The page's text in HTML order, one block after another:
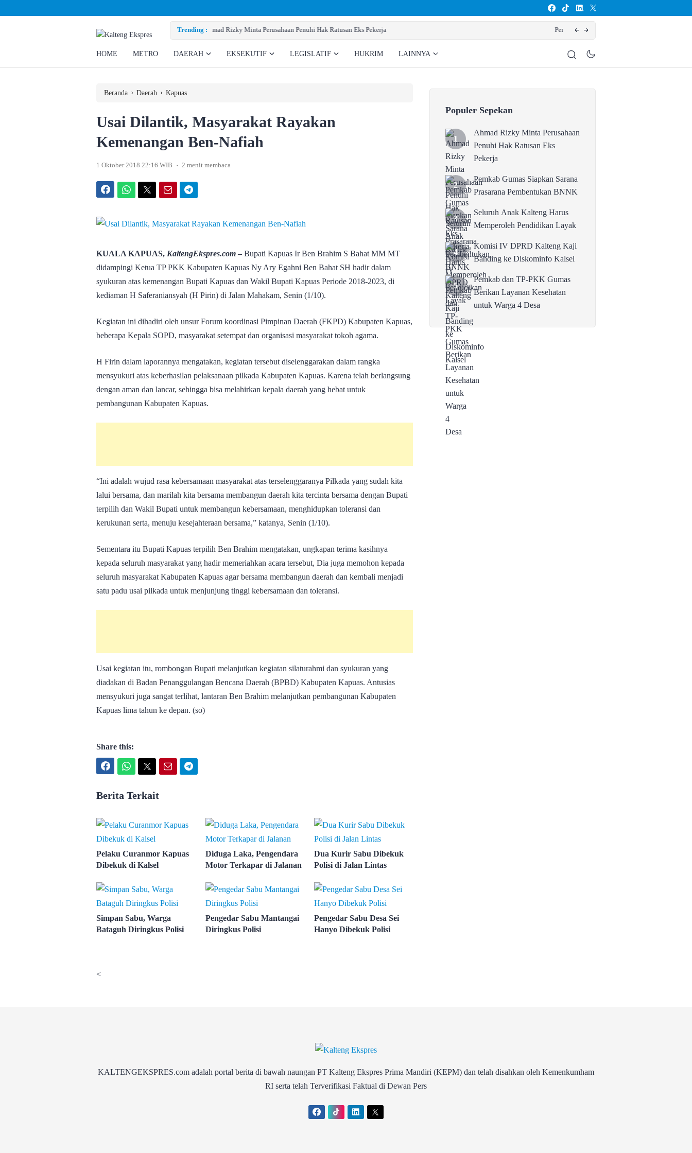
Trending :
Minta Perusahaan Penuhi Hak Ratusan Eks Pekerja Pemkab Gumas Siapkan Sarana Prasarana Pembentukan BNNK
HOME METRO DAERAH EKSEKUTIF LEGISLATIF HUKRIM LAINNYA
Beranda › Daerah › Kapuas
Usai Dilantik, Masyarakat Rayakan
Kemenangan Ben-Nafiah
1 Oktober 2018 22:16 WIB . 2 menit membaca
KUALA KAPUAS, KaltengEkspres.com–Bupati Kapuas Ir Ben Brahim S Bahat MM MT
didampingi Ketua TP PKK Kabupaten Kapuas Ny Ary Egahni Ben Bahat SH hadir dalam
syukuran atas kemenangan Bupati Kapuas dan Wakil Bupati Kapuas Periode 2018-2023, di
kediaman H Saferaniansyah (H Pirin) di Jalan Mahakam, Senin (1/10).
Kegiatan ini dihadiri oleh unsur Forum koordinasi Pimpinan Daerah (FKPD) Kabupaten Kapuas,
beberapa Kepala SOPD, masyarakat setempat dan organisasi masyarakat tokoh agama.
H Firin dalam laporannya mengatakan, kegiatan tersebut diselenggarakan dalam rangka
mensyukuri atas keberhasilan pelaksanaan pilkada Kabupaten Kapuas. Karena telah berlangsung
dengan aman dan lancar, sehingga bisa melahirkan kepala daerah yang hebat untuk
pembangunan Kabupaten Kapuas.
“Ini adalah wujud rasa kebersamaan masyarakat atas terselenggaranya Pilkada yang sudah kita
lalui bersama, dan marilah kita bersama membangun daerah kita tercinta bersama dengan Bupati
terpilih dan Wakil Bupati untuk membangun kebersamaan, menghidupkan toleransi dan
kerukunan serta, menuju kesejahteraan bersama,” katanya, Senin (1/10).
Sementara itu Bupati Kapuas terpilih Ben Brahim mengatakan, ungkapan terima kasihnya
kepada seluruh masyarakat yang hadir memeriahkan acara tersebut, Dia juga memohon kepada
seluruh masyarakat Kabupaten Kapuas agar bersama membangun daerah dan kembali menjadi
satu padu usai pilkada untuk menjunjung tinggi kebersamaan dan toleransi.
Usai kegiatan itu, rombongan Bupati melanjutkan kegiatan silaturahmi dan syukuran yang
diadakan di Badan Penanggulangan Bencana Daerah (BPBD) Kabupaten Kapuas. Antusias
mensyukuri juga sangat terlihat, lantaran Ben Brahim melanjutkan pembangunan Kabupaten
Kapuas lima tahun ke depan. (so)
Share this:
Berita Terkait
Pelaku Curanmor Kapuas
Dibekuk di Kalsel
Diduga Laka, Pengendara
Motor Terkapar di Jalanan
Dua Kurir Sabu Dibekuk
Polisi di Jalan Lintas
Simpan Sabu, Warga
Bataguh Diringkus Polisi
Pengedar Sabu Mantangai
Diringkus Polisi
Pengedar Sabu Desa Sei
Hanyo Dibekuk Polisi
Populer Sepekan
Ahmad Rizky Minta Perusahaan
Penuhi Hak Ratusan Eks
Pekerja
Pemkab Gumas Siapkan Sarana
Prasarana Pembentukan BNNK
Seluruh Anak Kalteng Harus
Memperoleh Pendidikan Layak
Komisi IV DPRD Kalteng Kaji
Banding ke Diskominfo Kalsel
Pemkab dan TP-PKK Gumas
Berikan Layanan Kesehatan
untuk Warga 4 Desa
<
KALTENGEKSPRES.com adalah portal berita di bawah naungan PT Kalteng Ekspres Prima Mandiri (KEPM) dan telah disahkan oleh Kemenkumham
RI serta telah Terverifikasi Faktual di Dewan Pers